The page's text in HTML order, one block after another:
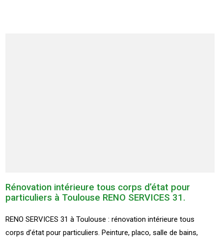
Rénovation intérieure tous corps d’état pour
particuliers à Toulouse RENO SERVICES 31.
RENO SERVICES 31 à Toulouse : rénovation intérieure tous
corps d’état pour particuliers. Peinture, placo, salle de bains,